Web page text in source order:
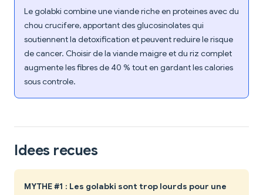
Le golabki combine une viande riche en proteines avec du
chou crucifere, apportant des glucosinolates qui
soutiennent la detoxification et peuvent reduire le risque
de cancer. Choisir de la viande maigre et du riz complet
augmente les fibres de 40 % tout en gardant les calories
sous controle.
Idees recues
MYTHE #1 : Les golabki sont trop lourds pour une